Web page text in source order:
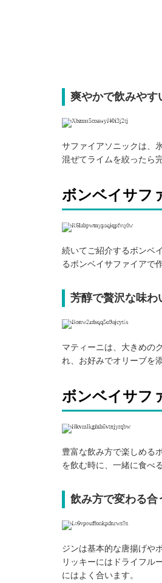
爽やかで飲みやす
引用: https://www.instagram.com/p/
サファイアソニックは、
混ぜてライムを絞ったら
ボンベイサフ
引用: https://www.instagram.com/p/
続いてご紹介するボンベ
るボンベイサファイアで
芳醇で贅沢な味わ
引用: https://www.instagram.com/p/
マティーニは、大きめの
れ、お好みでオリーブを
ボンベイサフ
引用: https://www.instagram.com/p/
豊富な飲み方で楽しめる
を飲む時に、一緒に食べ
飲み方で変わる合
引用: https://www.instagram.com/p/
ジンは基本的な唐揚げや
リッキーにはドライフル
にはよく合います。